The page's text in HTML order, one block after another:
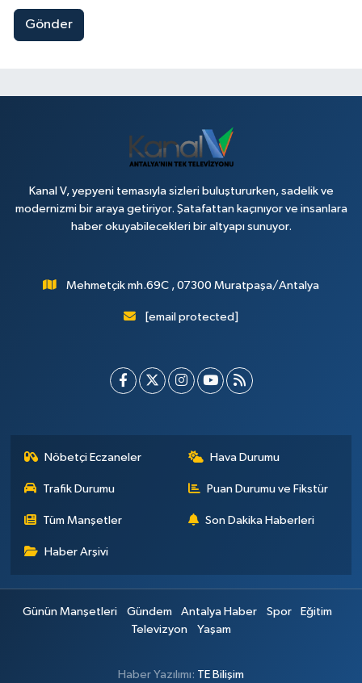
Gönder
Kanal V, yepyeni temasıyla sizleri buluştururken, sadelik ve
modernizmi bir araya getiriyor. Şatafattan kaçınıyor ve insanlara
haber okuyabilecekleri bir altyapı sunuyor.
Mehmetçik mh.69C , 07300 Muratpaşa/Antalya
[email protected]
Nöbetçi Eczaneler Hava Durumu
Trafik Durumu Puan Durumu ve Fikstür
Tüm Manşetler Son Dakika Haberleri
Haber Arşivi
Günün Manşetleri Gündem Antalya Haber Spor
Eğitim
Televizyon
Yaşam
Haber Yazılımı: TE Bilişim